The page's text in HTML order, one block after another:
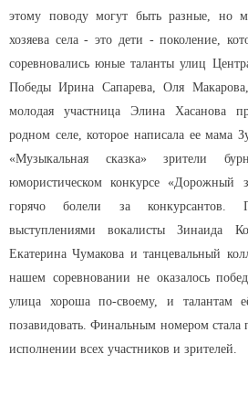
этому поводу могут быть разные, но
хозяева села - это дети - поколение,
соревновались юные таланты улиц
Победы Ирина Сапарева, Оля
молодая участница Элина Хасанова
родном селе, которое написала ее мама
«Музыкальная сказка» зрители
юмористическом конкурсе «Дорожный
горячо болели за конкурсантов.
выступлениями вокалисты Зинаида
Екатерина Чумакова и танцевальный
нашем соревновании не оказалось
улица хороша по-своему, и талантам
позавидовать. Финальным номером стала
исполнении всех участников и зрителей.